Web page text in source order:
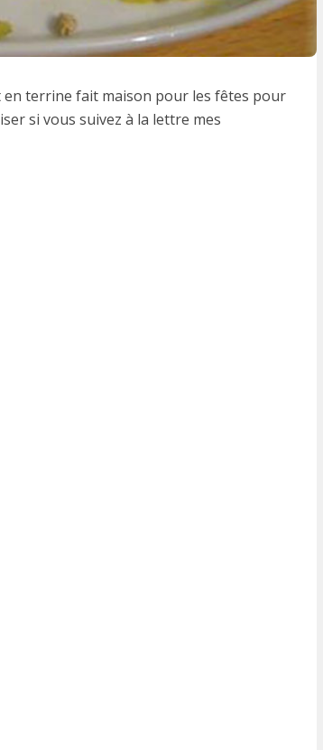
en terrine fait maison pour les fêtes pour
si vous suivez à la lettre mes